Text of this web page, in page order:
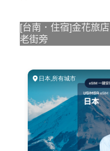
[台南．住宿]金花旅
老街旁